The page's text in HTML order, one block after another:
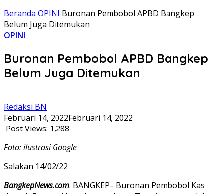
Beranda OPINI Buronan Pembobol APBD Bangkep
Belum Juga Ditemukan
OPINI
Buronan Pembobol APBD Bangkep
Belum Juga Ditemukan
Redaksi BN
Februari 14, 2022Februari 14, 2022
Post Views: 1,288
Foto: ilustrasi Google
Salakan 14/02/22
BangkepNews.com. BANGKEP– Buronan Pembobol Kas